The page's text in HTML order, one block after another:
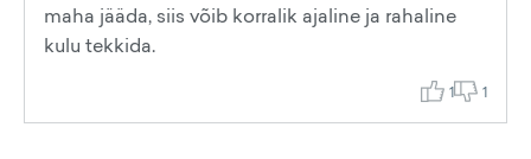
maha jääda, siis võib korralik ajaline ja rahaline
kulu tekkida.
1 1